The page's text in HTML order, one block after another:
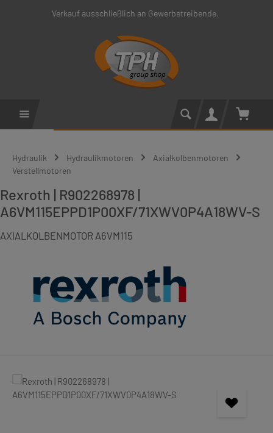
Zum Hauptinhalt springenVerkauf ausschließlich an Gewerbetreibende.
Hydraulik Hydraulikmotoren
Axialkolbenmotoren
Verstellmotoren
Rexroth | R902268978 |
A6VM115EPPD1P00XF/71XWV0P4A18WV-S
AXIALKOLBENMOTOR A6VM115
Bildergalerie überspringen